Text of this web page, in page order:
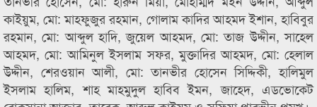
কাইয়ুম, মো: মাহফুজুর রহমান, গোলাম কাদির আহমদ ইশান, হাবিবুর
রহমান, মো: আব্দুল হাদি, জুয়েল আহমদ, মো: তাজ উদ্দীন, সাহেল
আহমদ, মো: আমিনুল ইসলাম সফর, মুক্তাদির আহমদ, মো: হেলাল
উদ্দীন, শেরওয়ান আলী, মো: তানভীর হোসেন সিদ্দিকী, হালিমুল
ইসলাম হালিম, শাহ মাহমুদুল হাবিব ইমন, জাহেদ, এডভোকেট